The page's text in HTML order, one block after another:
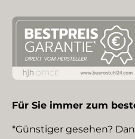
Für Sie immer zum
*Günstiger gesehen?